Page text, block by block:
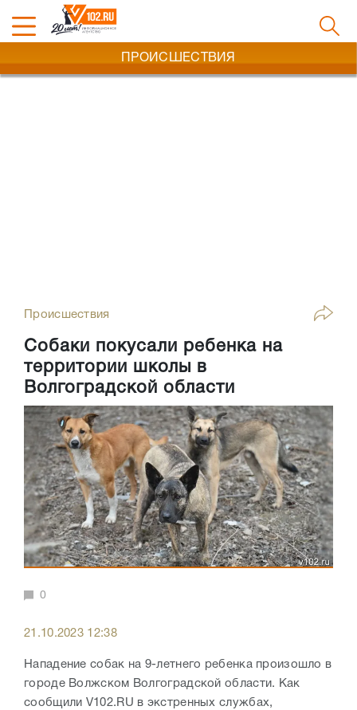
ПРОИСШЕСТВИЯ
Происшествия
Собаки покусали ребенка на
территории школы в
Волгоградской области
0
21.10.2023 12:38
Нападение собак на 9-летнего ребенка произошло в
городе Волжском Волгоградской области. Как
сообщили V102.RU в экстренных службах,